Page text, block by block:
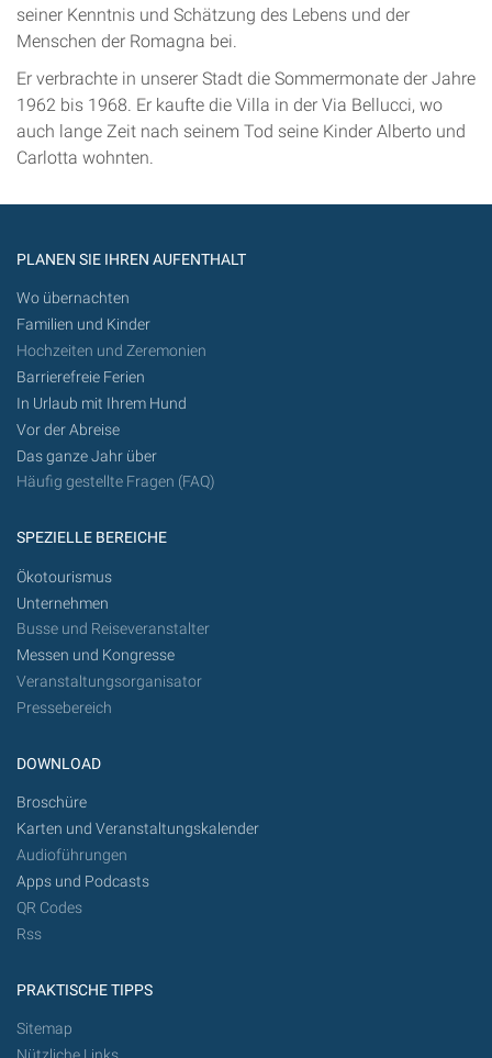
seiner Kenntnis und Schätzung des Lebens und der
Menschen der Romagna bei.
Er verbrachte in unserer Stadt die Sommermonate der Jahre
1962 bis 1968. Er kaufte die Villa in der Via Bellucci, wo
auch lange Zeit nach seinem Tod seine Kinder Alberto und
Carlotta wohnten.
PLANEN SIE IHREN AUFENTHALT
Wo übernachten
Familien und Kinder
Hochzeiten und Zeremonien
Barrierefreie Ferien
In Urlaub mit Ihrem Hund
Vor der Abreise
Das ganze Jahr über
Häufig gestellte Fragen (FAQ)
SPEZIELLE BEREICHE
Ökotourismus
Unternehmen
Busse und Reiseveranstalter
Messen und Kongresse
Veranstaltungsorganisator
Pressebereich
DOWNLOAD
Broschüre
Karten und Veranstaltungskalender
Audioführungen
Apps und Podcasts
QR Codes
Rss
PRAKTISCHE TIPPS
Sitemap